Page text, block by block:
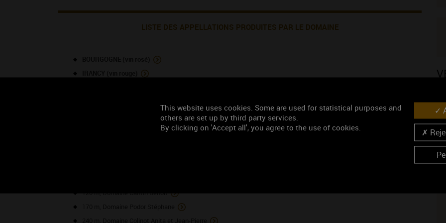
LISTE DES APPELLATIONS PRODUITES PAR LE DOMAINE
TOURISME À PROXIMITÉ
NOS VOISINS VIGNERONS
120 m, Domaine Cantin Benoit
This website uses cookies. Some are used for statistical purposes and
others are set up by third party services.
By clicking on 'Accept all', you agree to the use of cookies.